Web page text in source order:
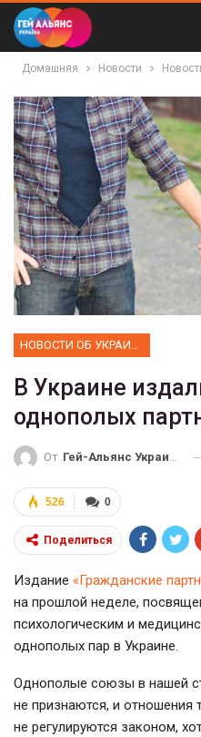
Домашняя Новости
В Украине
однополых
От Гей-Альянс Украина
0
526
Поделиться
Издание «Гражданские
на прошлой неделе,
психологическим и
однополых пар в Украине.
Однополые союзы в нашей
не признаются, и отношения
не регулируются законом,